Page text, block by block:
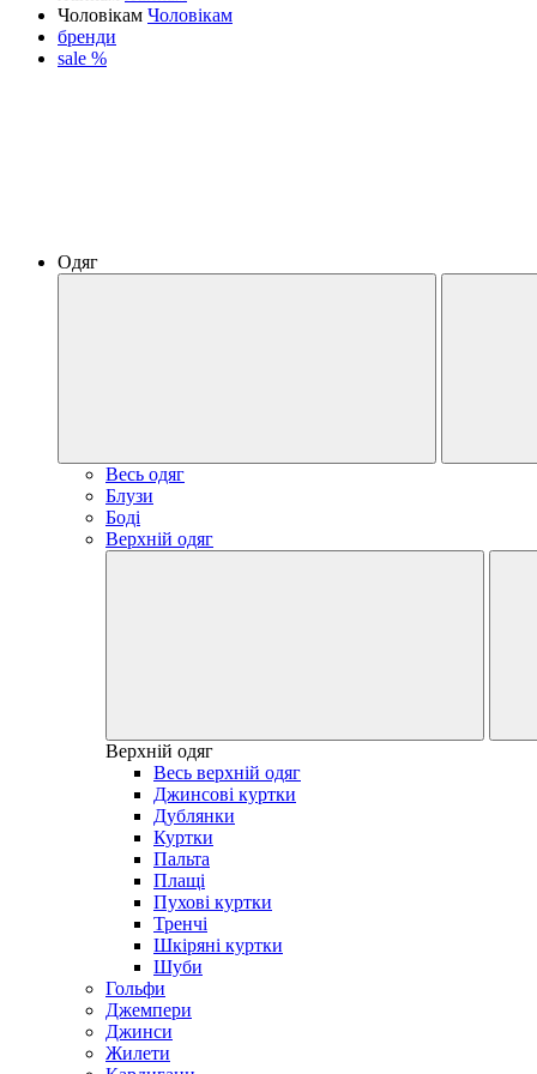
Чоловікам Чоловікам
бренди
sale %
Одяг
Весь одяг
Блузи
Боді
Верхній одяг
Верхній одяг
Весь верхній одяг
Джинсові куртки
Дублянки
Куртки
Пальта
Плащі
Пухові куртки
Тренчі
Шкіряні куртки
Шуби
Гольфи
Джемпери
Джинси
Жилети